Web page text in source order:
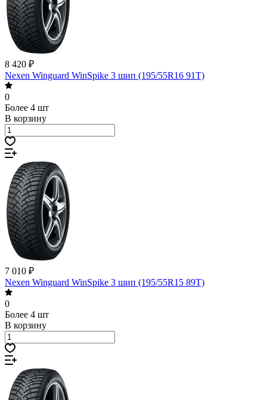
8 420 ₽
Nexen Winguard WinSpike 3 шип (195/55R16 91T)
0
Более 4 шт
В корзину
7 010 ₽
Nexen Winguard WinSpike 3 шип (195/55R15 89T)
0
Более 4 шт
В корзину